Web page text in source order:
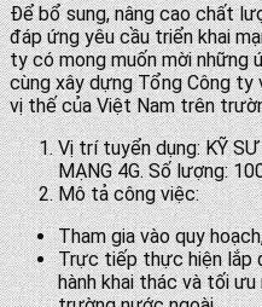
Để bổ sung, nâng cao chất
đáp ứng yêu cầu triển khai
ty có mong muốn mời những
cùng xây dựng Tổng Công ty
vị thế của Việt Nam trên
Vị trí tuyển dụng: KỸ
MẠNG 4G. Số lượng:
Mô tả công việc:
Tham gia vào quy
Trực tiếp thực hiện lắp
hành khai thác và tối